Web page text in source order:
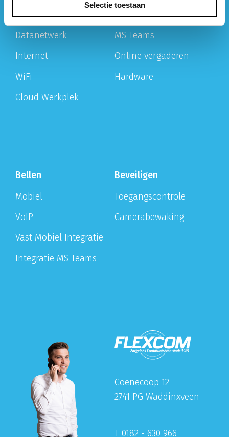
Selectie toestaan
Werken
Datanetwerk
Internet
WiFi
Cloud Werkplek
Vergaderen
MS Teams
Online vergaderen
Hardware
Bellen
Mobiel
VoIP
Vast Mobiel Integratie
Integratie MS Teams
Beveiligen
Toegangscontrole
Camerabewaking
Coenecoop 12
2741 PG Waddinxveen
T 0182 - 630 966